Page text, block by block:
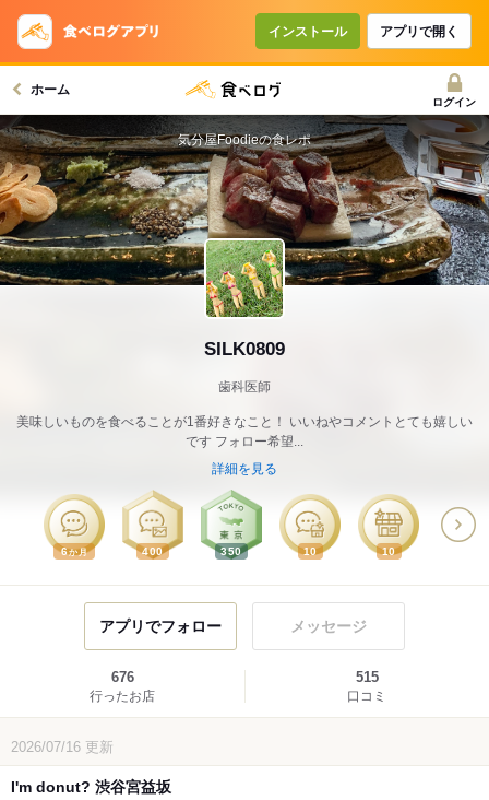
インストール アプリで開く
ホーム
ログイン
SILK0809
歯科医師
美味しいものを食べることが1番好きなこと！ いいねやコメントとても嬉しい
です フォロー希望...
詳細を見る
6か月 400 350 10 10
気分屋Foodieの食レポ
アプリでフォロー メッセージ
676
行ったお店
515
口コミ
2026/07/16 更新
I'm donut? 渋谷宮益坂